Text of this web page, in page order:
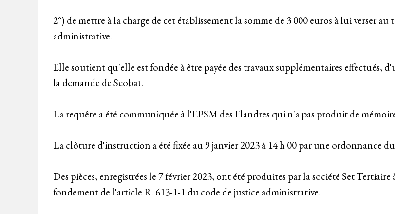
2°) de mettre à la charge de cet établissement la somme de 3 000 euros à lui verser
administrative.
Elle soutient qu'elle est fondée à être payée des travaux supplémentaires effectués,
la demande de Scobat.
La requête a été communiquée à l'EPSM des Flandres qui n'a pas produit de
La clôture d'instruction a été fixée au 9 janvier 2023 à 14 h 00 par une ordonnance
Des pièces, enregistrées le 7 février 2023, ont été produites par la société Set
fondement de l'article R. 613-1-1 du code de justice administrative.